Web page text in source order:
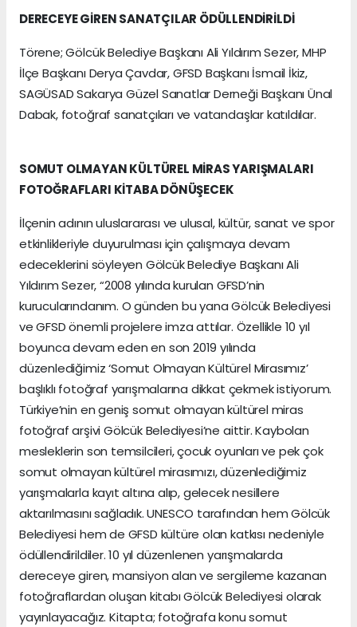
DERECEYE GİREN SANATÇILAR ÖDÜLLENDİRİLDİ
Törene; Gölcük Belediye Başkanı Ali Yıldırım Sezer, MHP
İlçe Başkanı Derya Çavdar, GFSD Başkanı İsmail İkiz,
SAGÜSAD Sakarya Güzel Sanatlar Derneği Başkanı Ünal
Dabak, fotoğraf sanatçıları ve vatandaşlar katıldılar.
SOMUT OLMAYAN KÜLTÜREL MİRAS YARIŞMALARI
FOTOĞRAFLARI KİTABA DÖNÜŞECEK
İlçenin adının uluslararası ve ulusal, kültür, sanat ve spor
etkinlikleriyle duyurulması için çalışmaya devam
edeceklerini söyleyen Gölcük Belediye Başkanı Ali
Yıldırım Sezer, “2008 yılında kurulan GFSD’nin
kurucularındanım. O günden bu yana Gölcük Belediyesi
ve GFSD önemli projelere imza attılar. Özellikle 10 yıl
boyunca devam eden en son 2019 yılında
düzenlediğimiz ‘Somut Olmayan Kültürel Mirasımız’
başlıklı fotoğraf yarışmalarına dikkat çekmek istiyorum.
Türkiye’nin en geniş somut olmayan kültürel miras
fotoğraf arşivi Gölcük Belediyesi’ne aittir. Kaybolan
mesleklerin son temsilcileri, çocuk oyunları ve pek çok
somut olmayan kültürel mirasımızı, düzenlediğimiz
yarışmalarla kayıt altına alıp, gelecek nesillere
aktarılmasını sağladık. UNESCO tarafından hem Gölcük
Belediyesi hem de GFSD kültüre olan katkısı nedeniyle
ödüllendirildiler. 10 yıl düzenlenen yarışmalarda
dereceye giren, mansiyon alan ve sergileme kazanan
fotoğraflardan oluşan kitabı Gölcük Belediyesi olarak
yayınlayacağız. Kitapta; fotoğrafa konu somut